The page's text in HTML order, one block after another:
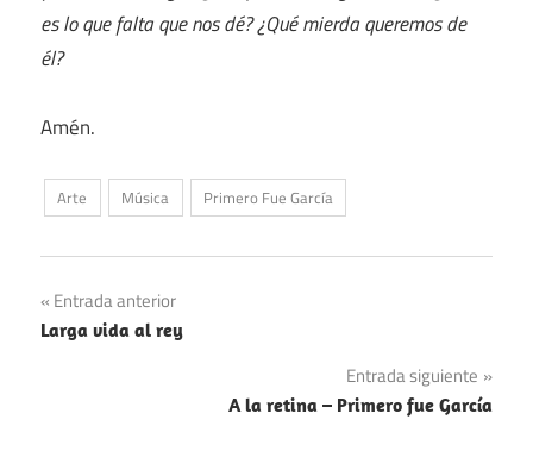
es lo que falta que nos dé? ¿Qué mierda queremos de
él?
Amén.
Arte Música Primero Fue García
Navegación
de
Entrada anterior
Larga vida al rey
Entrada siguiente
A la retina – Primero fue García